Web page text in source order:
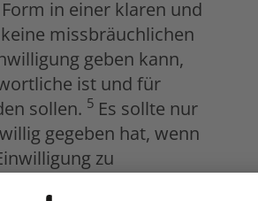
in einer klaren und
missbräuchlichen
geben kann,
ist und für
sollen. 5 Es sollte nur
gegeben hat, wenn
zu